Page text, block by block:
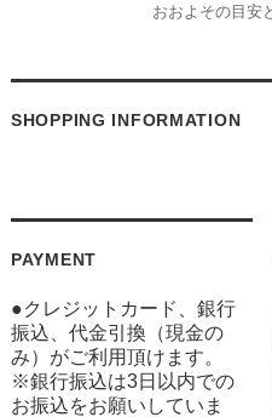
おおよその目安
SHOPPING INFORMATION
PAYMENT
●クレジットカード、銀行
振込、代金引換（現金の
み）がご利用頂けます。
※銀行振込は3日以内での
お振込をお願いしていま